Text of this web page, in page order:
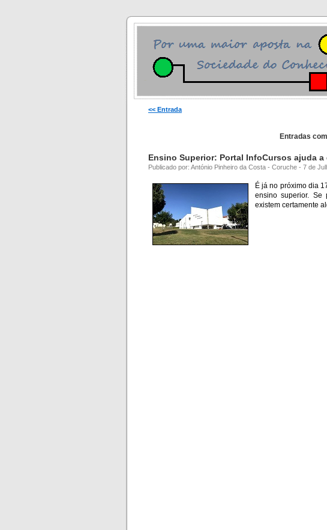
<< Entrada
Entradas
Ensino Superior: Portal InfoCursos ajuda
Publicado por: António Pinheiro da Costa - Coruche - 7 de
É já no próximo dia
ensino superior. Se
existem certamente